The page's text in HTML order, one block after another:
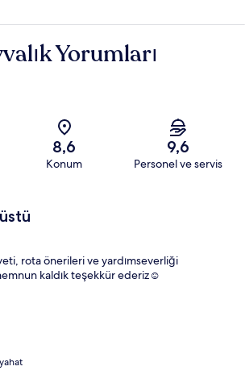
Yorumları
8,6
Konum
9,6
Personel ve servis
rota önerileri ve yardımseverliği
kaldık teşekkür ederiz☺️